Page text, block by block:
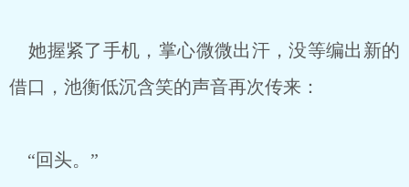
她握紧了手机，掌心微微出汗，没等编出新的
借口，池衡低沉含笑的声音再次传来：
“回头。”